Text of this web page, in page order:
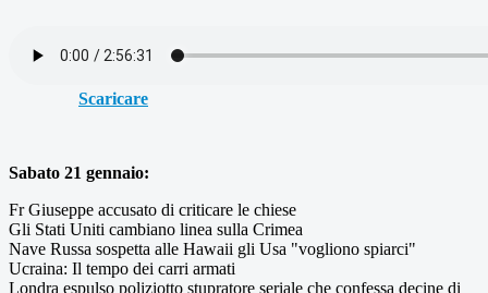
Scaricare
Sabato 21 gennaio:
Fr Giuseppe accusato di criticare le chiese
Gli Stati Uniti cambiano linea sulla Crimea
Nave Russa sospetta alle Hawaii gli Usa "vogliono spiarci"
Ucraina: Il tempo dei carri armati
Londra espulso poliziotto stupratore seriale che confessa decine di